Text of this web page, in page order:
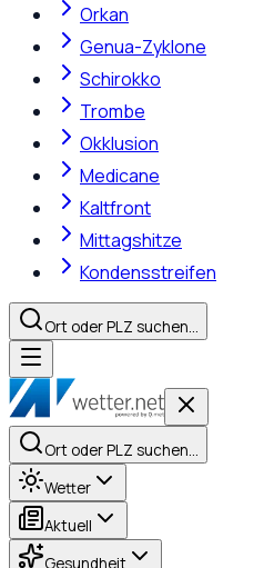
Orkan
Genua-Zyklone
Schirokko
Trombe
Okklusion
Medicane
Kaltfront
Mittagshitze
Kondensstreifen
Ort oder PLZ suchen…
Ort oder PLZ suchen…
Wetter
Aktuell
Gesundheit